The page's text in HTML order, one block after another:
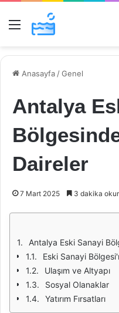
Menü
Anasayfa /Genel
Antalya
Daireler
7 Mart 2025 3 dakika
Antalya Eski Sanayi
Eski Sanayi
Ulaşım ve Altyapı
Sosyal Olanaklar
Yatırım Fırsatları